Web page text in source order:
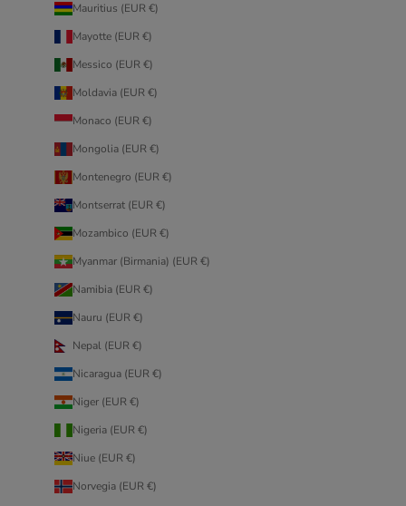
Mauritius (EUR €)
Mayotte (EUR €)
Messico (EUR €)
Moldavia (EUR €)
Monaco (EUR €)
Mongolia (EUR €)
Montenegro (EUR €)
Montserrat (EUR €)
Mozambico (EUR €)
Myanmar (Birmania) (EUR €)
Namibia (EUR €)
Nauru (EUR €)
Nepal (EUR €)
Nicaragua (EUR €)
Niger (EUR €)
Nigeria (EUR €)
Niue (EUR €)
Norvegia (EUR €)